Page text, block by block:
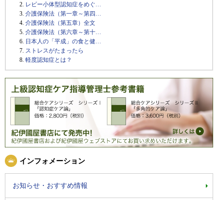
レビー小体型認知症をめぐ…
介護保険法（第一章～第四…
介護保険法（第五章）全文
介護保険法（第六章～第十…
日本人の「平成」の食と健…
ストレスがたまったら
軽度認知症とは？
インフォメーション
お知らせ・おすすめ情報